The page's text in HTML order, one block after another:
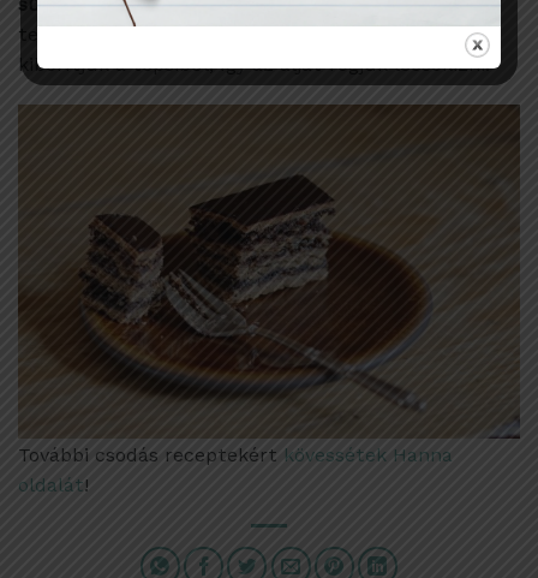
tesszük hűlni, éjszakára letakarjuk. Másnap
kiborítjuk a tepsiből, így az alját fogjuk lecsokizni.
További csodás receptekért kövessétek Hanna
oldalát!